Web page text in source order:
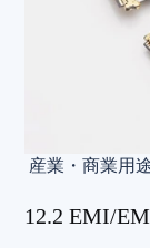
産業・商業用
12.2 EMI/